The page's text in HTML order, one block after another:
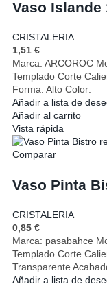
Vaso Islande
CRISTALERIA
1,51 €
Marca: ARCOROC
Templado Corte
Forma: Alto Color:
Añadir a lista de
Añadir al carrito
Vista rápida
Comparar
Vaso Pinta
CRISTALERIA
0,85 €
Marca: pasabahce
Templado Corte
Transparente
Añadir a lista de